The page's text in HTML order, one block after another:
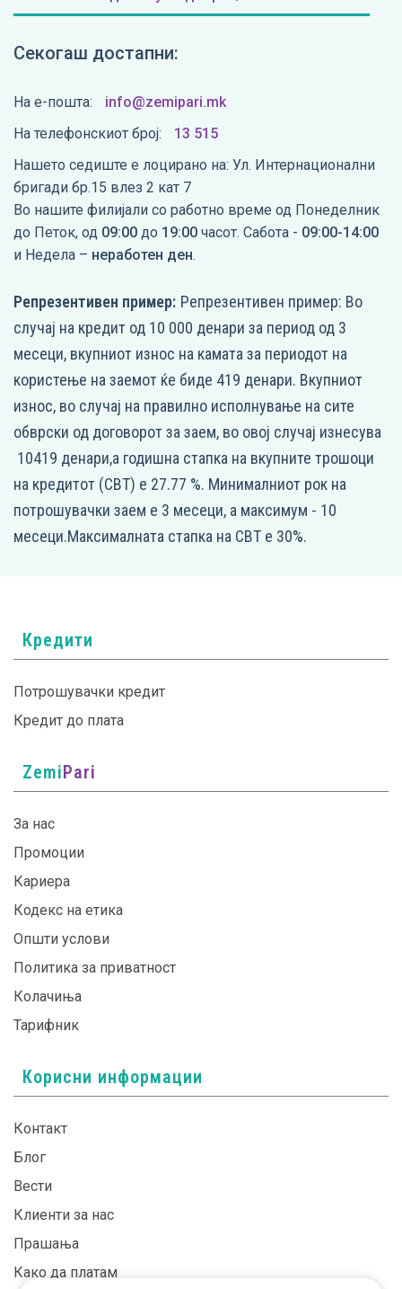
Секогаш достапни:
На е-пошта:
info@zemipari.mk
На телефонскиот број:
13 515
Нашето седиште е лоцирано на: Ул. Интернационални
бригади бр.15 влез 2 кат 7
Во нашите филијали со работно време од Понеделник
до Петок, од 09:00 до 19:00 часот. Сабота - 09:00-14:00
и Недела – неработен ден.
Репрезентивен пример: Репрезентивен пример: Во
случај на кредит од 10 000 денари за период од 3
месеци, вкупниот износ на камата за периодот на
користење на заемот ќе биде 419 денари. Вкупниот
износ, во случај на правилно исполнување на сите
обврски од договорот за заем, во овој случај изнесува
10419 денари,а годишна стапка на вкупните трошоци
на кредитот (СВТ) е 27.77 %. Минималниот рок на
потрошувачки заем е 3 месеци, а максимум - 10
месеци.Максималната стапка на СВТ е 30%.
Кредити
Потрошувачки кредит
Кредит до плата
ZemiPari
За нас
Промоции
Кариера
Кодекс на етика
Општи услови
Политика за приватност
Колачиња
Тарифник
Корисни информации
Контакт
Блог
Вести
Клиенти за нас
Прашања
Како да платам